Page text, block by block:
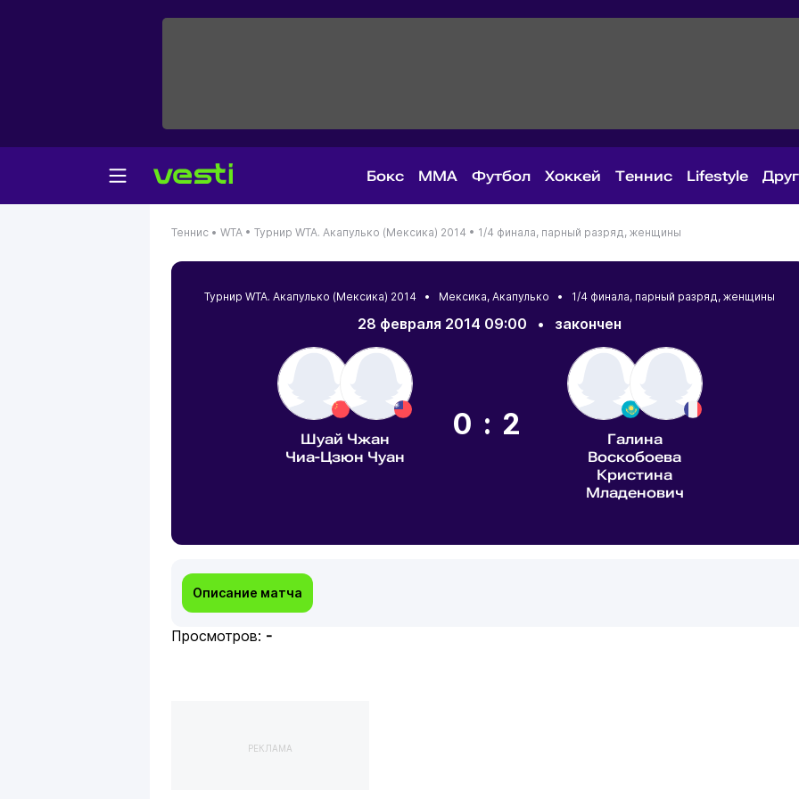
Бокс MMA Футбол Хоккей Теннис Lifestyle
Теннис • WTA • Турнир WTA. Акапулько (Мексика) 2014 • 1/4 финала, парный разряд, женщины
Турнир WTA. Акапулько (Мексика) 2014 • Мексика, Акапулько • 1/4 финала, парный разряд, женщины
28 февраля 2014 09:00 • закончен
Шуай Чжан
Чиа-Цзюн Чуан
0:2
Галина
Воскобоева
Кристина
Младенович
Описание матча
Просмотров: -
РЕКЛАМА